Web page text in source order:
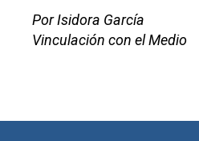
Por Isidora García
Vinculación con el Medio